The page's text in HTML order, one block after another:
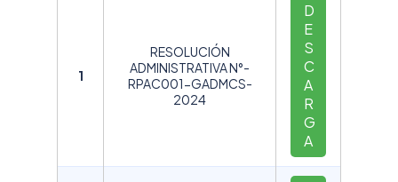
1
RESOLUCIÓN
ADMINISTRATIVA N°-
RPAC001-GADMCS-
2024
D
E
S
C
A
R
G
A